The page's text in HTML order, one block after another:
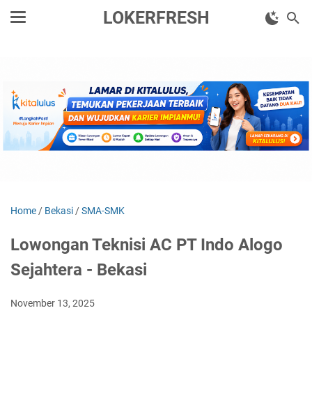
LOKERFRESH
Home / Bekasi /SMA-SMK
Lowongan Teknisi AC PT Indo Alogo
Sejahtera - Bekasi
November 13, 2025